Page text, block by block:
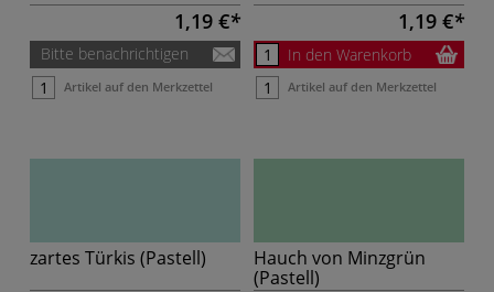
1,19 €
Bitte benachrichtigen
Artikel auf den Merkzettel
1,19 €
In den Warenkorb
Artikel auf den Merkzettel
zartes Türkis (Pastell)
Hauch von Minzgrün
(Pastell)